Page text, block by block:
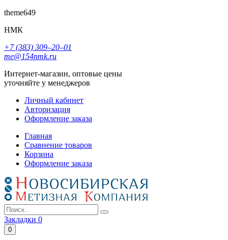
theme649
НМК
+7 (383) 309‒20‒01
me@154nmk.ru
Интернет-магазин, оптовые цены
уточняйте у менеджеров
Личный кабинет
Авторизация
Оформление заказа
Главная
Сравнение товаров
Корзина
Оформление заказа
Закладки 0
0